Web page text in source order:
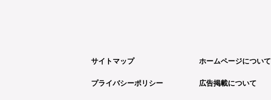
サイトマップ ホームページについて
プライバシーポリシー 広告掲載について